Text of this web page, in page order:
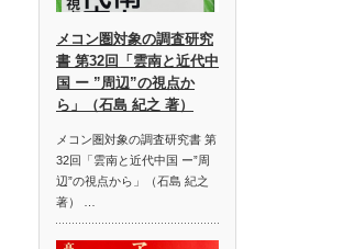
メコン圏対象の調査研究
書 第32回「雲南と近代中
国 ー ”周辺”の視点か
ら」（石島 紀之 著）
メコン圏対象の調査研究書 第
32回「雲南と近代中国 ー”周
辺”の視点から」（石島 紀之
著） …